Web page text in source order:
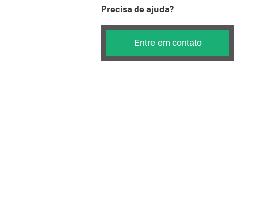
Precisa de ajuda?
Entre em contato